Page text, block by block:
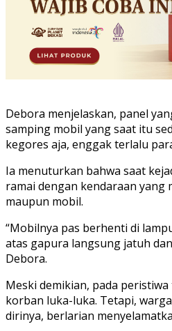
Debora menjelaskan, panel
samping mobil yang saat itu
kegores aja, enggak terlalu
Ia menuturkan bahwa saat
ramai dengan kendaraan yang
maupun mobil.
“Mobilnya pas berhenti di
atas gapura langsung jatuh
Debora.
Meski demikian, pada
korban luka-luka. Tetapi,
dirinya, berlarian